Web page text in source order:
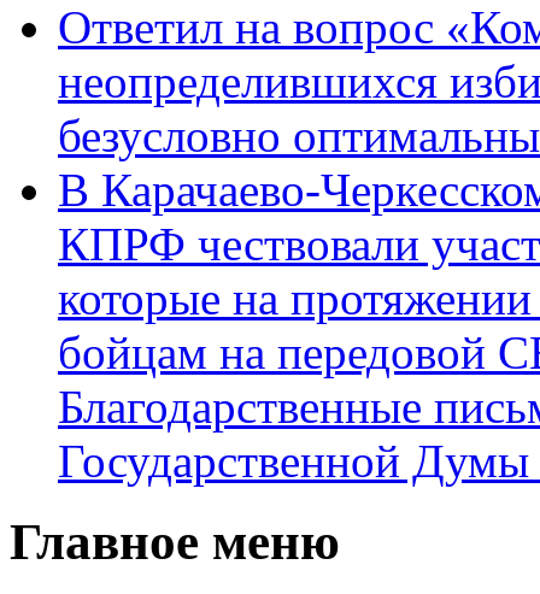
Ответил на вопрос
неопределившихся
безусловно
В Карачаево-
КПРФ чествовали
которые на
бойцам на передовой
Благодарственные
Государственной
Главное меню